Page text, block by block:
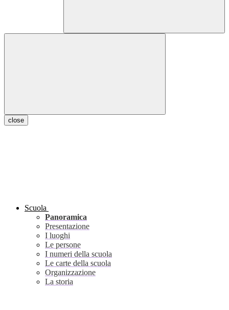
close
Scuola
Panoramica
Presentazione
I luoghi
Le persone
I numeri della scuola
Le carte della scuola
Organizzazione
La storia